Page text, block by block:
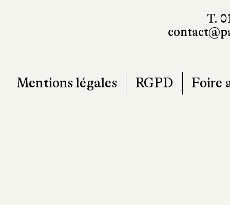
T.
Mentions légales RGPD Foire